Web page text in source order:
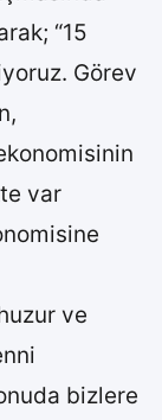
“15
Görev
var
ve
bizlere